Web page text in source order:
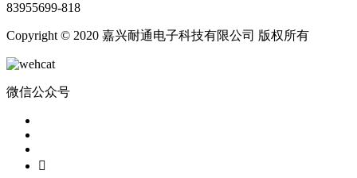
83955699-818
Copyright © 2020 嘉兴耐通电子科技有限公司 版权所有
微信公众号
